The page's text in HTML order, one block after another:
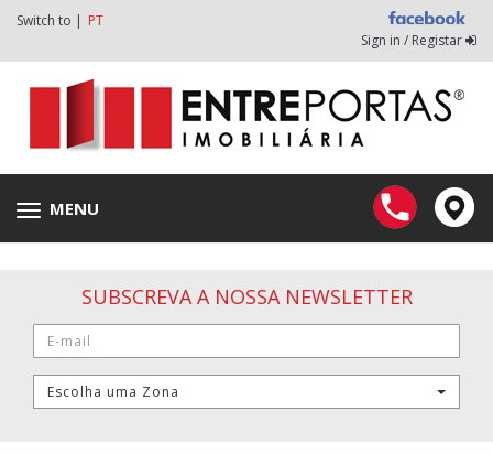
Switch to | PT
Sign in / Registar
Toggle
navigation
MENU
SUBSCREVA A NOSSA NEWSLETTER
Escolha uma Zona